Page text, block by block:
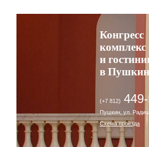
Конгресс
комплекс
и
в
(+7 812)
Пушкин, ул.
Схема проезда